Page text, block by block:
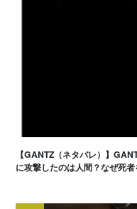
【GANTZ（ネタバレ）】
に攻撃したのは人間？なぜ死